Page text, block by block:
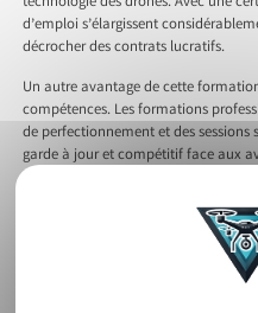
d’emploi s’élargissent
décrocher des contrats lucratifs.
Un autre avantage de cette
compétences. Les formations
de perfectionnement et des
garde à jour et compétitif face aux
compétences acquises durant la
développer des activités
l’analyse thermographique. Grâce
vos services, augmentant ainsi
qualité offre donc une valeur